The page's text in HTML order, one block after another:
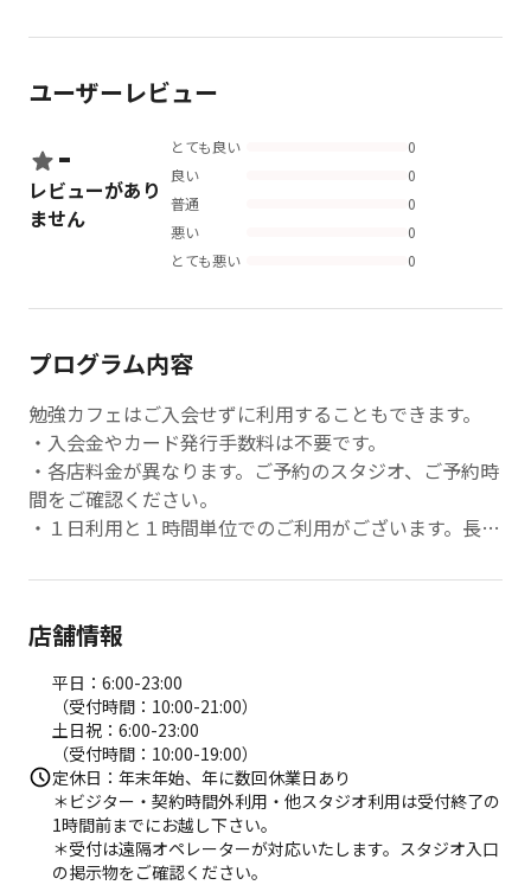
ユーザーレビュー
-
レビューがあり
ません
とても良い
0
良い
0
普通
0
悪い
0
とても悪い
0
プログラム内容
勉強カフェはご入会せずに利用することもできます。
・入会金やカード発行手数料は不要です。
・各店料金が異なります。ご予約のスタジオ、ご予約時
間をご確認ください。
・１日利用と１時間単位でのご利用がございます。長時
・Webからの予約を承っていない店舗がございます。
なお、説明が遠隔での対応となる場合がございます。
混雑状況によっては会員さまを優先し、ビジター利用の
時間制限をしている場合がございます。
詳しくは各スタジオへお問い合わせください。
店舗情報
平日：6:00-23:00
（受付時間：10:00-21:00）
土日祝：6:00-23:00
（受付時間：10:00-19:00）
定休日：年末年始、年に数回休業日あり
＊ビジター・契約時間外利用・他スタジオ利用は受付終了の
1時間前までにお越し下さい。
＊受付は遠隔オペレーターが対応いたします。スタジオ入口
の掲示物をご確認ください。